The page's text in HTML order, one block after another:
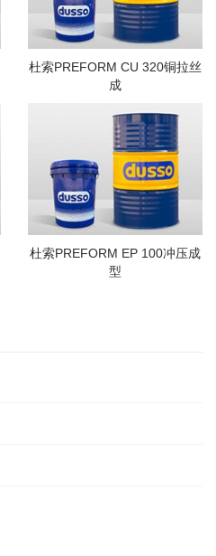
杜索PREFORM CU 320铜拉丝
成
杜索PREFORM EP 100冲压成
型